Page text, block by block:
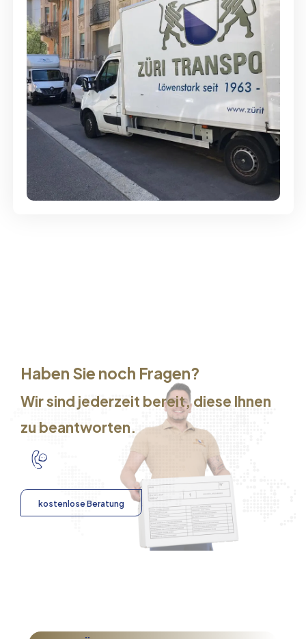
Günstige Umzüge - Hervorragender
Service
Haben Sie noch Fragen?
Wir sind jederzeit bereit, diese Ihnen
zu beantworten.
kostenlose Beratung